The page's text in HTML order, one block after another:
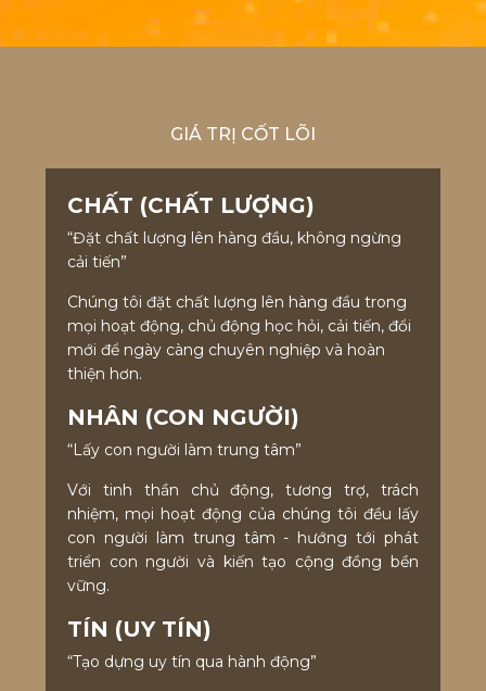
GIÁ TRỊ CỐT LÕI
CHẤT (CHẤT LƯỢNG)
“Đặt chất lượng lên hàng đầu, không ngừng
cải tiến”
Chúng tôi đặt chất lượng lên hàng đầu trong
mọi hoạt động, chủ động học hỏi, cải tiến, đổi
mới để ngày càng chuyên nghiệp và hoàn
thiện hơn.
NHÂN (CON NGƯỜI)
“Lấy con người làm trung tâm”
Với tinh thần chủ động, tương trợ, trách
nhiệm, mọi hoạt động của chúng tôi đều lấy
con người làm trung tâm - hướng tới phát
triển con người và kiến tạo cộng đồng bền
vững.
TÍN (UY TÍN)
“Tạo dựng uy tín qua hành động”